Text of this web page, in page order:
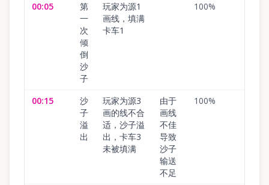
00:05
第
一
次
倾
倒
沙
子
玩家为源1
画线，填满
卡车1
100%
00:15
沙
子
溢
出
玩家为源3
画的线不合
适，沙子溢
出，卡车3
未被填满
由于
画线
不佳
导致
沙子
输送
不足
100%